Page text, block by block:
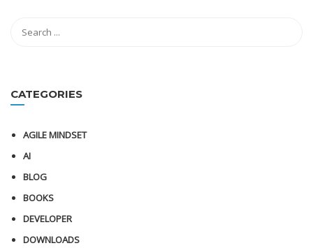
CATEGORIES
AGILE MINDSET
AI
BLOG
BOOKS
DEVELOPER
DOWNLOADS